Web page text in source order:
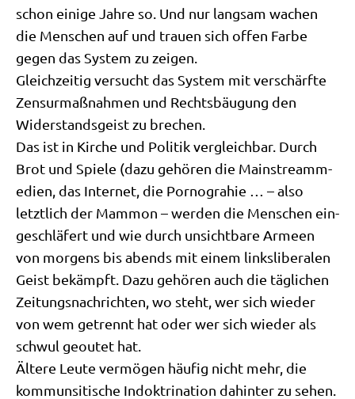
schon eini­ge Jah­re so. Und nur lang­sam wachen
die Men­schen auf und trau­en sich offen Far­be
gegen das System zu zeigen.
Gleich­zei­tig ver­sucht das System mit ver­schärf­te
Zen­sur­maß­nah­men und Rechtsbäu­gung den
Wider­stands­geist zu brechen.
Das ist in Kir­che und Poli­tik ver­gleich­bar. Durch
Brot und Spie­le (dazu gehö­ren die Main­stream­m­
e­di­en, das Inter­net, die Por­nog­ra­hie … – also
letzt­lich der Mam­mon – wer­den die Men­schen ein­
ge­schlä­fert und wie durch unsicht­ba­re Armeen
von mor­gens bis abends mit einem links­li­be­ra­len
Geist bekämpft. Dazu gehö­ren auch die täg­li­chen
Zei­tungs­nach­rich­ten, wo steht, wer sich wie­der
von wem getrennt hat oder wer sich wie­der als
schwul geoutet hat.
Älte­re Leu­te ver­mö­gen häu­fig nicht mehr, die
kom­m­un­si­ti­sche Indok­tri­na­ti­on dahin­ter zu sehen.